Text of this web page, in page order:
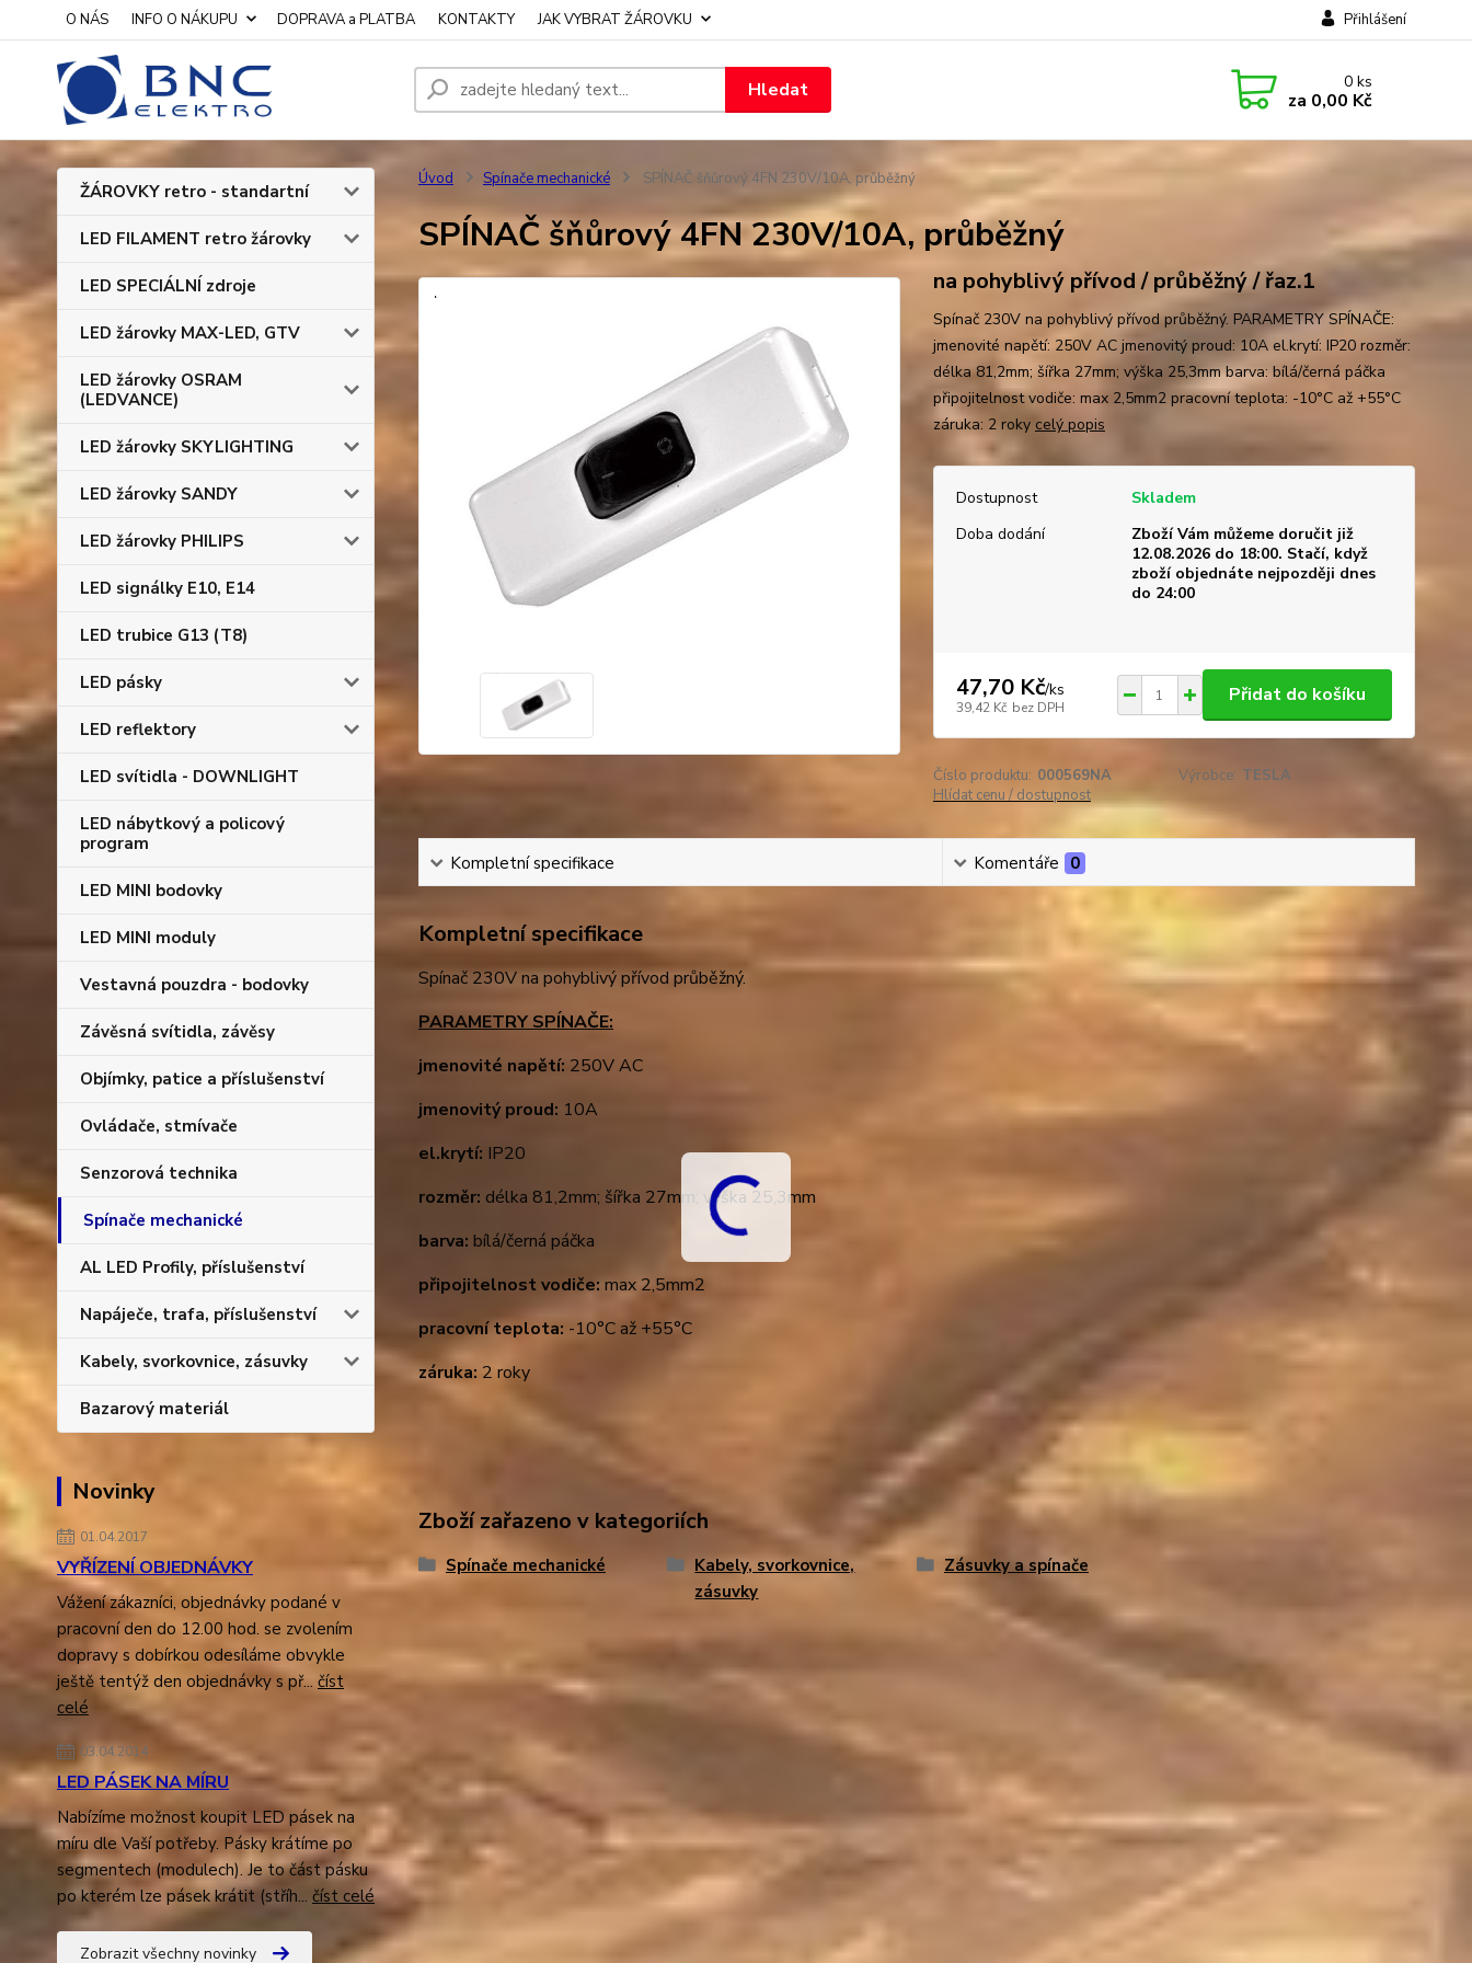
O NÁS INFO O NÁKUPU DOPRAVA a PLATBA KONTAKTY JAK VYBRAT ŽÁROVKU Přihlášení
Hledat 0ks
za 0,00 Kč
ŽÁROVKY retro - standartní
LED FILAMENT retro žárovky
LED SPECIÁLNÍ zdroje
LED žárovky MAX-LED, GTV
LED žárovky OSRAM
(LEDVANCE)
LED žárovky SKYLIGHTING
LED žárovky SANDY
LED žárovky PHILIPS
LED signálky E10, E14
LED trubice G13 (T8)
LED pásky
LED reflektory
LED svítidla - DOWNLIGHT
LED nábytkový a policový
program
LED MINI bodovky
LED MINI moduly
Vestavná pouzdra - bodovky
Závěsná svítidla, závěsy
Objímky, patice a příslušenství
Ovládače, stmívače
Senzorová technika
Spínače mechanické
AL LED Profily, příslušenství
Napáječe, trafa, příslušenství
Kabely, svorkovnice, zásuvky
Bazarový materiál
Novinky
01.04.2017
VYŘÍZENÍ OBJEDNÁVKY
Vážení zákazníci, objednávky podané v
pracovní den do 12.00 hod. se zvolením
dopravy s dobírkou odesíláme obvykle
ještě tentýž den objednávky s př... číst
celé
03.04.2014
LED PÁSEK NA MÍRU
Nabízíme možnost koupit LED pásek na
míru dle Vaší potřeby. Pásky krátíme po
segmentech (modulech). Je to část pásku
po kterém lze pásek krátit (stříh... číst celé
Zobrazit všechny novinky
Úvod Spínače mechanické SPÍNAČ šňůrový 4FN 230V/10A, průběžný
SPÍNAČ šňůrový 4FN 230V/10A, průběžný
na pohyblivý přívod / průběžný / řaz.1
Spínač 230V na pohyblivý přívod průběžný. PARAMETRY SPÍNAČE:
jmenovité napětí: 250V AC jmenovitý proud: 10A el.krytí: IP20 rozměr:
délka 81,2mm; šířka 27mm; výška 25,3mm barva: bílá/černá páčka
připojitelnost vodiče: max 2,5mm2 pracovní teplota: -10°C až +55°C
záruka: 2 roky celý popis
Dostupnost
Skladem
Doba dodání
Zboží Vám můžeme doručit již
12.08.2026 do 18:00. Stačí, když
zboží objednáte nejpozději dnes
do 24:00
47,70 Kč/ks
39,42 Kč bez DPH
Přidat do košíku
Číslo produktu: 000569NA Výrobce: TESLA
Hlídat cenu / dostupnost
Kompletní specifikace Komentáře 0
Kompletní specifikace
Spínač 230V na pohyblivý přívod průběžný.
PARAMETRY SPÍNAČE:
jmenovité napětí: 250V AC
jmenovitý proud: 10A
el.krytí: IP20
rozměr: délka 81,2mm; šířka 27mm; výška 25,3mm
barva: bílá/černá páčka
připojitelnost vodiče: max 2,5mm2
pracovní teplota: -10°C až +55°C
záruka: 2 roky
Zboží zařazeno v kategoriích
Spínače mechanické
Kabely, svorkovnice,
zásuvky
Zásuvky a spínače